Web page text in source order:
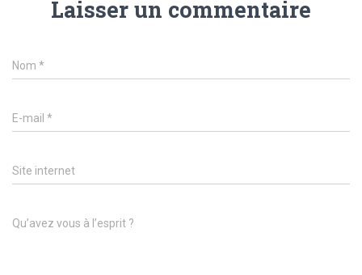
Laisser un commentaire
Nom *
E-mail *
Site internet
Qu’avez vous à l’esprit ?